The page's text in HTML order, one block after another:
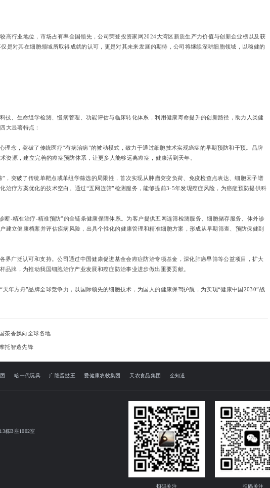
高行业地位，市场占有率全国领先，公司荣登投资家网2024大湾区新质生产力价值与创新企业榜以及获
是对其在细胞领域所取得成就的认可，更是对其未来发展的期待，公司将继续深耕细胞领域，以稳健的
技、生命组学检测、慢病管理、功能评估与临床转化体系，利用健康寿命提升的创新路径，助力人类健
大显著特点：
理念，突破了传统医疗“有病治病”的被动模式，致力于通过细胞技术实现癌症的早期预防和干预。品牌
资源，建立完善的癌症预防体系，让更多人能够远离癌症，健康活到天年。
，突破了传统单靶点或单组学筛选的局限性，首次实现从肿瘤突变负荷、免疫检查点表达、细胞因子谱
治疗方案优化的技术空白。通过“五网连筛”检测服务，能够提前3-5年发现癌症风险，为癌症预防提供科
断-精准治疗-精准预防”的全链条健康保障体系。为客户提供五网连筛检测服务、细胞储存服务、体外诊
建立健康档案并评估疾病风险，出具个性化的健康管理和精准细胞方案，形成从早期筛查、预防保健到
界广泛认可和支持。公司通过中国健康促进基金会癌症防治专项基金，深化肺癌早筛等公益项目，扩大
牌，为推动我国细胞治疗产业发展和癌症防治事业进步做出重要贡献。
年方舟”品牌全球竞争力，以国际领先的细胞技术，为国人的健康保驾护航，为实现“健康中国2030”战
茶香飘向全球各地
托智造先锋
哈一代玩具 广隆蛋挞王 爱健康农牧集团 天农食品集团 企知道
栋B座1002室
扫码关注 扫码关注